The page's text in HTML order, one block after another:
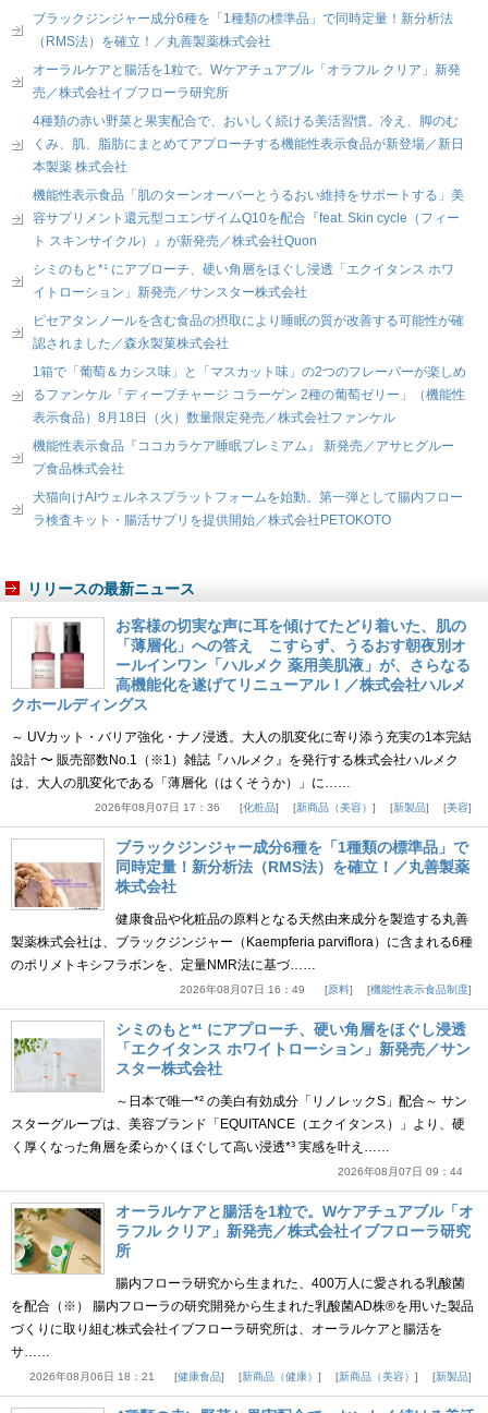
ブラックジンジャー成分6種を「1種類の標準品」で同時定量！新分析法
（RMS法）を確立！／丸善製薬株式会社
オーラルケアと腸活を1粒で。Wケアチュアブル「オラフル クリア」新発
売／株式会社イブフローラ研究所
4種類の赤い野菜と果実配合で、おいしく続ける美活習慣。冷え、脚のむ
くみ、肌、脂肪にまとめてアプローチする機能性表示食品が新登場／新日
本製薬 株式会社
機能性表示食品「肌のターンオーバーとうるおい維持をサポートする」美
容サプリメント還元型コエンザイムQ10を配合『feat. Skin cycle（フィー
ト スキンサイクル）』が新発売／株式会社Quon
シミのもと*¹ にアプローチ、硬い角層をほぐし浸透「エクイタンス ホワ
イトローション」新発売／サンスター株式会社
ピセアタンノールを含む食品の摂取により睡眠の質が改善する可能性が確
認されました／森永製菓株式会社
1箱で「葡萄＆カシス味」と「マスカット味」の2つのフレーバーが楽しめ
るファンケル「ディープチャージ コラーゲン 2種の葡萄ゼリー」（機能性
表示食品）8月18日（火）数量限定発売／株式会社ファンケル
機能性表示食品『ココカラケア睡眠プレミアム』 新発売／アサヒグルー
プ食品株式会社
犬猫向けAIウェルネスプラットフォームを始動。第一弾として腸内フロー
ラ検査キット・腸活サプリを提供開始／株式会社PETOKOTO
リリースの最新ニュース
お客様の切実な声に耳を傾けてたどり着いた、肌の
「薄層化」への答え こすらず、うるおす朝夜別オ
ールインワン「ハルメク 薬用美肌液」が、さらなる
高機能化を遂げてリニューアル！／株式会社ハルメ
クホールディングス
～ UVカット・バリア強化・ナノ浸透。大人の肌変化に寄り添う充実の1本完結
設計 〜 販売部数No.1（※1）雑誌『ハルメク』を発行する株式会社ハルメク
は、大人の肌変化である「薄層化（はくそうか）」に……
2026年08月07日 17：36 化粧品 新商品（美容） 新製品 美容
ブラックジンジャー成分6種を「1種類の標準品」で
同時定量！新分析法（RMS法）を確立！／丸善製薬
株式会社
健康食品や化粧品の原料となる天然由来成分を製造する丸善
製薬株式会社は、ブラックジンジャー（Kaempferia parviflora）に含まれる6種
のポリメトキシフラボンを、定量NMR法に基づ……
2026年08月07日 16：49 原料 機能性表示食品制度
シミのもと*¹ にアプローチ、硬い角層をほぐし浸透
「エクイタンス ホワイトローション」新発売／サン
スター株式会社
～日本で唯一*² の美白有効成分「リノレックS」配合～ サン
スターグループは、美容ブランド「EQUITANCE（エクイタンス）」より、硬
く厚くなった角層を柔らかくほぐして高い浸透*³ 実感を叶え……
2026年08月07日 09：44
オーラルケアと腸活を1粒で。Wケアチュアブル「オ
ラフル クリア」新発売／株式会社イブフローラ研究
所
腸内フローラ研究から生まれた、400万人に愛される乳酸菌
を配合（※） 腸内フローラの研究開発から生まれた乳酸菌AD株®を用いた製品
づくりに取り組む株式会社イブフローラ研究所は、オーラルケアと腸活を
サ……
2026年08月06日 18：21 健康食品 新商品（健康） 新商品（美容） 新製品